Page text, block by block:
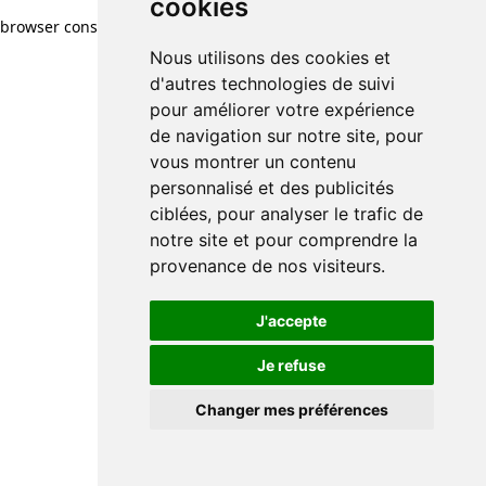
cookies
Nous utilisons des cookies et
d'autres technologies de suivi
pour améliorer votre expérience
de navigation sur notre site, pour
vous montrer un contenu
personnalisé et des publicités
ciblées, pour analyser le trafic de
notre site et pour comprendre la
provenance de nos visiteurs.
J'accepte
Je refuse
Changer mes préférences
browser console for more information)